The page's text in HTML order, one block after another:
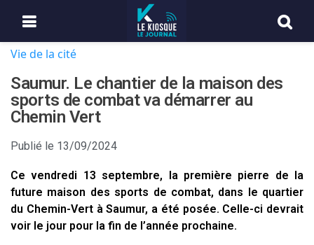
Vie de la cité
Saumur. Le chantier de la maison des
sports de combat va démarrer au
Chemin Vert
Publié le 13/09/2024
Ce vendredi 13 septembre, la première pierre de la
future maison des sports de combat, dans le quartier
du Chemin-Vert à Saumur, a été posée. Celle-ci devrait
voir le jour pour la fin de l’année prochaine.